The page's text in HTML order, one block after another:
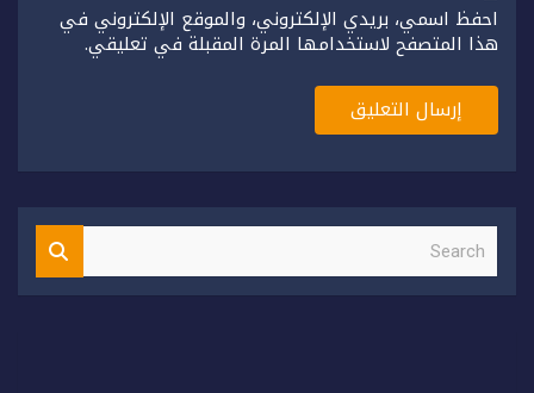
احفظ اسمي، بريدي الإلكتروني، والموقع الإلكتروني في
هذا المتصفح لاستخدامها المرة المقبلة في تعليقي.
S
a